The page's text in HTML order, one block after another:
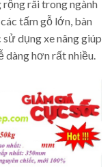
rãi trong ngành
tấm gỗ lớn, bàn
dụng xe nâng giúp
dàng hơn rất nhiều.